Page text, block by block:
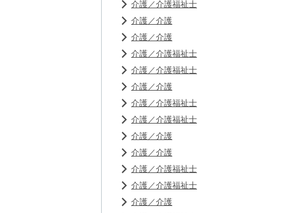
介護／介護福祉士
介護／介護
介護／介護
介護／介護福祉士
介護／介護福祉士
介護／介護
介護／介護福祉士
介護／介護福祉士
介護／介護
介護／介護
介護／介護福祉士
介護／介護福祉士
介護／介護